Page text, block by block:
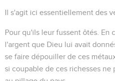
Il s'agit ici essentiellement des
Pour qu'ils leur fussent ôtés .
l'argent que Dieu lui avait
se faire dépouiller de ces
si coupable de ces richesses